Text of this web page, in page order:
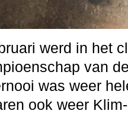
werd in het
van
was weer
ook weer